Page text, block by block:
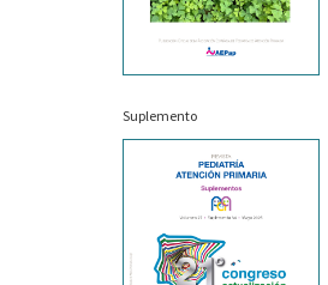
Suplemento